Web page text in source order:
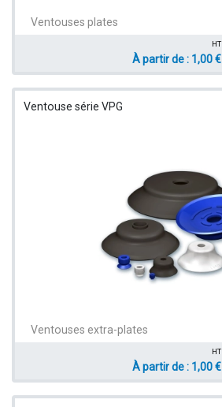
Ventouses plates
HT
À partir de : 1,00 €
Ventouse série VPG
Ventouses extra-plates
HT
À partir de : 1,00 €